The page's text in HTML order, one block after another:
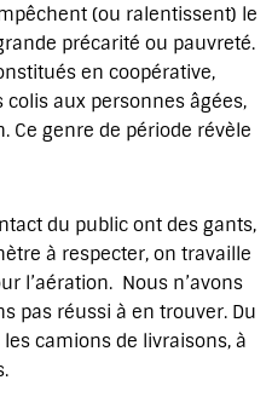
(ou ralentissent) le
précarité ou pauvreté.
en coopérative,
aux personnes âgées,
Ce genre de période révèle
du public ont des gants,
à respecter, on travaille
l’aération. Nous n’avons
pas réussi à en trouver. Du
camions de livraisons, à